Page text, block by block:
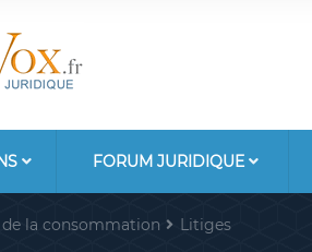
FORUM JURIDIQUE
la consommation Litiges